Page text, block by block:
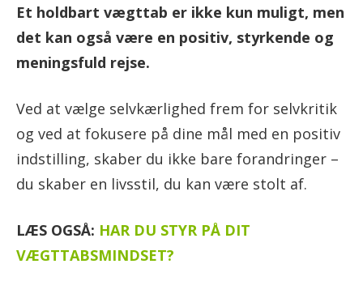
Et holdbart vægttab er ikke kun muligt, men
det kan også være en positiv, styrkende og
meningsfuld rejse.
Ved at vælge selvkærlighed frem for selvkritik
og ved at fokusere på dine mål med en positiv
indstilling, skaber du ikke bare forandringer –
du skaber en livsstil, du kan være stolt af.
LÆS OGSÅ: HAR DU STYR PÅ DIT
VÆGTTABSMINDSET?